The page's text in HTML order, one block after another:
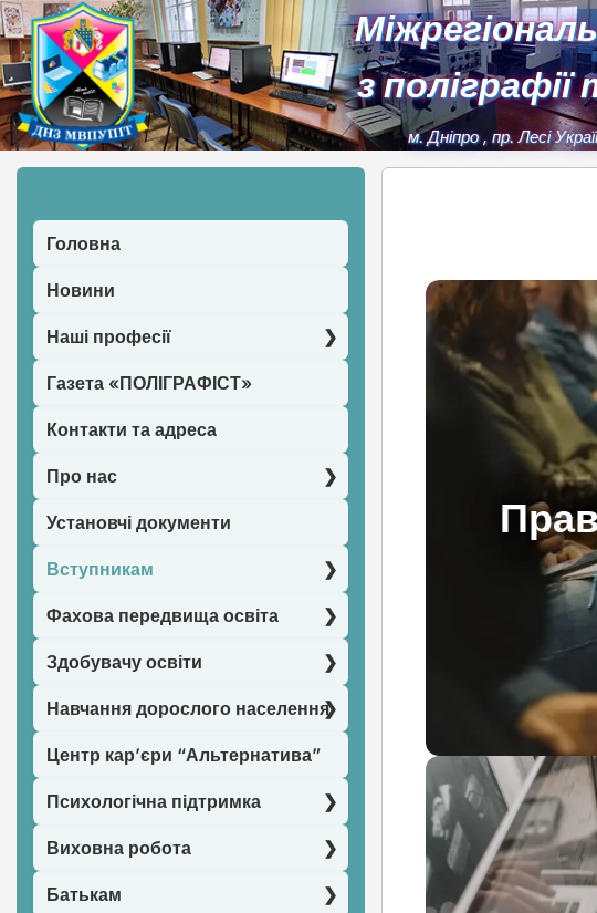
з
м. Дніпро,пр. Лесі
Головна
Новини
Наші професії
Газета «ПОЛІГРАФІСТ»
Контакти та адреса
Про нас
Установчі документи
Вступникам
Фахова передвища освіта
Здобувачу освіти
Навчання дорослого населення
Центр кар’єри “Альтернатива”
Психологічна підтримка
Виховна робота
Батькам